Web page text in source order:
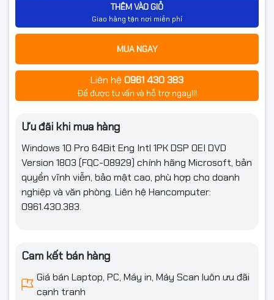
THÊM VÀO GIỎ
Giao hàng tận nơi miễn phí
MUA NGAY
Liên hệ 0961 430 383
Để được tư vấn và hỗ trợ ngay!!!
Ưu đãi khi mua hàng
Windows 10 Pro 64Bit Eng Intl 1PK DSP OEI DVD
Version 1803 (FQC-08929) chính hãng Microsoft, bản
quyền vĩnh viễn, bảo mật cao, phù hợp cho doanh
nghiệp và văn phòng. Liên hệ Hancomputer:
0961.430.383.
Cam kết bán hàng
Giá bán Laptop, PC, Máy in, Máy Scan luôn ưu đãi
cạnh tranh